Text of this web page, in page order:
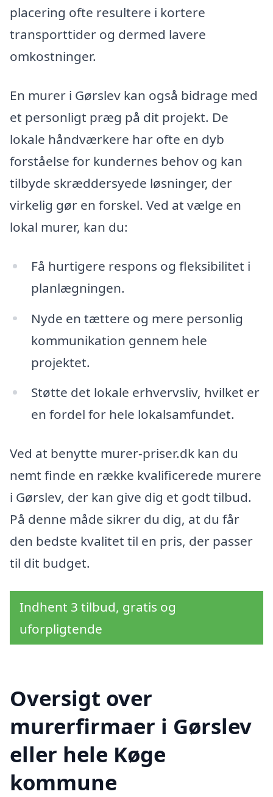
placering ofte resultere i kortere
transporttider og dermed lavere
omkostninger.
En murer i Gørslev kan også bidrage med
et personligt præg på dit projekt. De
lokale håndværkere har ofte en dyb
forståelse for kundernes behov og kan
tilbyde skræddersyede løsninger, der
virkelig gør en forskel. Ved at vælge en
lokal murer, kan du:
Få hurtigere respons og fleksibilitet i
planlægningen.
Nyde en tættere og mere personlig
kommunikation gennem hele
projektet.
Støtte det lokale erhvervsliv, hvilket er
en fordel for hele lokalsamfundet.
Ved at benytte murer-priser.dk kan du
nemt finde en række kvalificerede murere
i Gørslev, der kan give dig et godt tilbud.
På denne måde sikrer du dig, at du får
den bedste kvalitet til en pris, der passer
til dit budget.
Indhent 3 tilbud, gratis og
uforpligtende
Oversigt over
murerfirmaer i Gørslev
eller hele Køge
kommune